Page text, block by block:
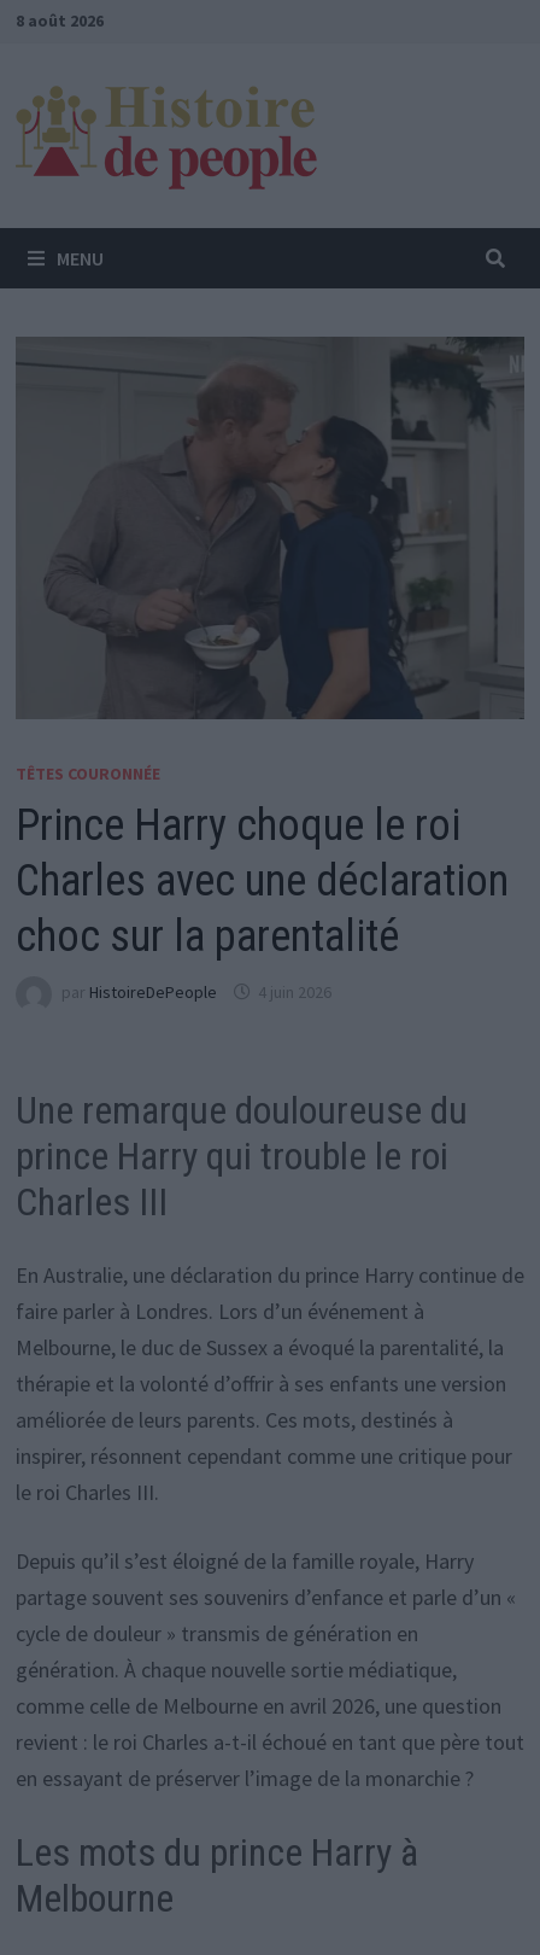
Passer
contenu
8 août 2026
MENU
TÊTES COURONNÉE
Prince Harry choque le roi
Charles avec une déclaration
choc sur la parentalité
par HistoireDePeople 4 juin 2026
Une remarque douloureuse du
prince Harry qui trouble le roi
Charles III
En Australie, une déclaration du prince Harry continue de
faire parler à Londres. Lors d’un événement à
Melbourne, le duc de Sussex a évoqué la parentalité, la
thérapie et la volonté d’offrir à ses enfants une version
améliorée de leurs parents. Ces mots, destinés à
inspirer, résonnent cependant comme une critique pour
le roi Charles III.
Depuis qu’il s’est éloigné de la famille royale, Harry
partage souvent ses souvenirs d’enfance et parle d’un «
cycle de douleur » transmis de génération en
génération. À chaque nouvelle sortie médiatique,
comme celle de Melbourne en avril 2026, une question
revient : le roi Charles a-t-il échoué en tant que père tout
en essayant de préserver l’image de la monarchie ?
Les mots du prince Harry à
Melbourne